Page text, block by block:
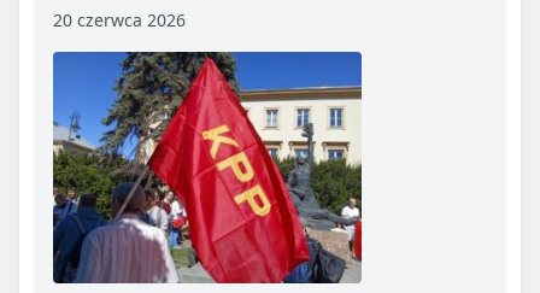
20 czerwca 2026